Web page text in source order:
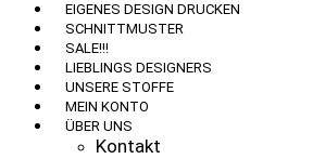
EIGENES DESIGN DRUCKEN
SCHNITTMUSTER
SALE!!!
LIEBLINGS DESIGNERS
UNSERE STOFFE
MEIN KONTO
ÜBER UNS
Kontakt